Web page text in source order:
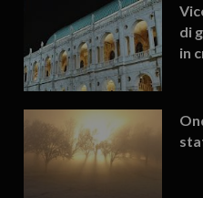
di
in